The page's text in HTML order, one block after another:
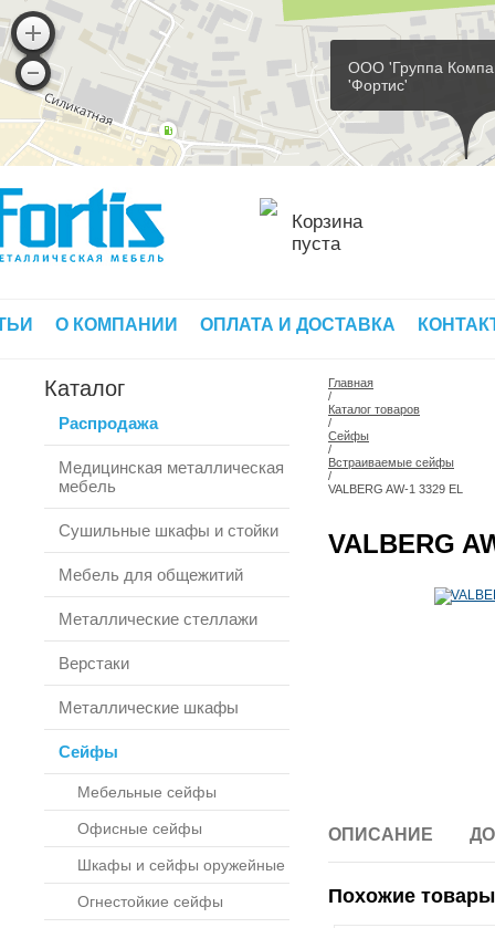
ООО 'Группа
'Фортис'
Корзина
пуста
О КОМПАНИИ ОПЛАТА И ДОСТАВКА
Каталог
Распродажа
Медицинская металлическая
мебель
Сушильные шкафы и стойки
Мебель для общежитий
Металлические стеллажи
Верстаки
Металлические шкафы
Сейфы
Мебельные сейфы
Офисные сейфы
Шкафы и сейфы оружейные
Огнестойкие сейфы
Главная
/
Каталог товаров
/
Сейфы
/
Встраиваемые сейфы
/
VALBERG AW-1 3329 EL
VALBERG
ОПИСАНИЕ
Похожие